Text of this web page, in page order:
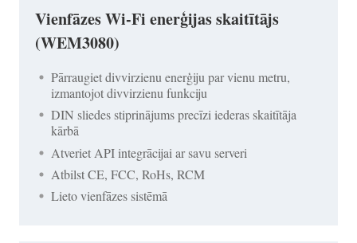
Vienfāzes Wi-Fi enerģijas skaitītājs
(WEM3080)
Pārraugiet divvirzienu enerģiju par vienu metru,
izmantojot divvirzienu funkciju
DIN sliedes stiprinājums precīzi iederas skaitītāja
kārbā
Atveriet API integrācijai ar savu serveri
Atbilst CE, FCC, RoHs, RCM
Lieto vienfāzes sistēmā